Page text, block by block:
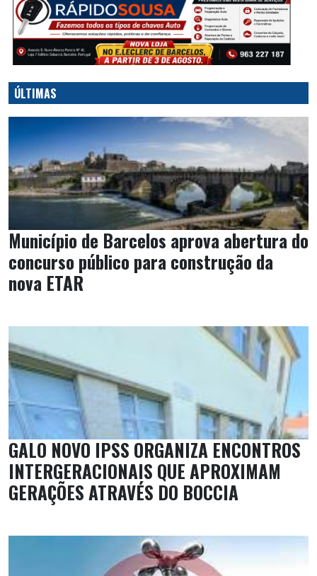
ÚLTIMAS
Município de Barcelos aprova abertura do
concurso público para construção da
nova ETAR
GALO NOVO IPSS ORGANIZA ENCONTROS
INTERGERACIONAIS QUE APROXIMAM
GERAÇÕES ATRAVÉS DO BOCCIA